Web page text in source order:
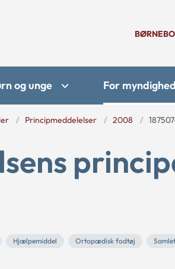
og unge For
Principmeddelelser 2008
Hjælpemiddel Ortopædisk fodtøj